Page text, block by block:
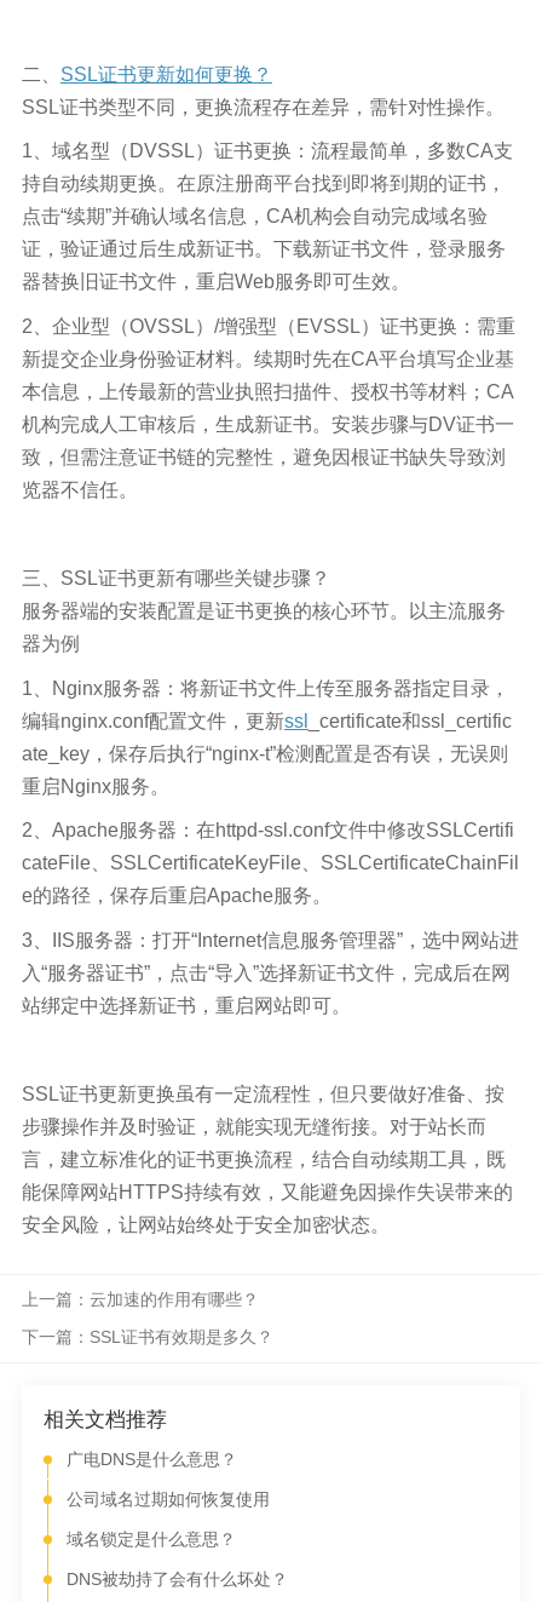
二、 SSL证书更新如何更换？
SSL证书类型不同，更换流程存在差异，需针对性操作。
1、域名型（DVSSL）证书更换：流程最简单，多数CA支
持自动续期更换。在原注册商平台找到即将到期的证书，
点击“续期”并确认域名信息，CA机构会自动完成域名验
证，验证通过后生成新证书。下载新证书文件，登录服务
器替换旧证书文件，重启Web服务即可生效。
2、企业型（OVSSL）/增强型（EVSSL）证书更换：需重
新提交企业身份验证材料。续期时先在CA平台填写企业基
本信息，上传最新的营业执照扫描件、授权书等材料；CA
机构完成人工审核后，生成新证书。安装步骤与DV证书一
致，但需注意证书链的完整性，避免因根证书缺失导致浏
览器不信任。
三、SSL证书更新有哪些关键步骤？
服务器端的安装配置是证书更换的核心环节。以主流服务
器为例
1、Nginx服务器：将新证书文件上传至服务器指定目录，
编辑nginx.conf配置文件，更新ssl
_certificate和ssl_certific
ate_key，保存后执行“nginx-t”检测配置是否有误，无误则
重启Nginx服务。
2、Apache服务器：在httpd-ssl.conf文件中修改SSLCertifi
cateFile、SSLCertificateKeyFile、SSLCertificateChainFil
e的路径，保存后重启Apache服务。
3、IIS服务器：打开“Internet信息服务管理器”，选中网站进
入“服务器证书”，点击“导入”选择新证书文件，完成后在网
站绑定中选择新证书，重启网站即可。
SSL证书更新更换虽有一定流程性，但只要做好准备、按
步骤操作并及时验证，就能实现无缝衔接。对于站长而
言，建立标准化的证书更换流程，结合自动续期工具，既
能保障网站HTTPS持续有效，又能避免因操作失误带来的
安全风险，让网站始终处于安全加密状态。
上一篇：云加速的作用有哪些？
下一篇：SSL证书有效期是多久？
相关文档推荐
广电DNS是什么意思？
公司域名过期如何恢复使用
域名锁定是什么意思？
DNS被劫持了会有什么坏处？